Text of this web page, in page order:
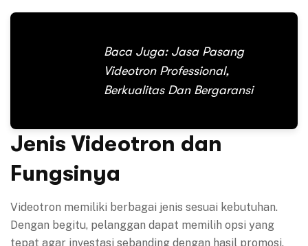
Baca Juga: Jasa Pasang
Videotron Professional,
Berkualitas Dan Bergaransi
Jenis Videotron dan
Fungsinya
Videotron memiliki berbagai jenis sesuai kebutuhan.
Dengan begitu, pelanggan dapat memilih opsi yang
tepat agar investasi sebanding dengan hasil promosi.